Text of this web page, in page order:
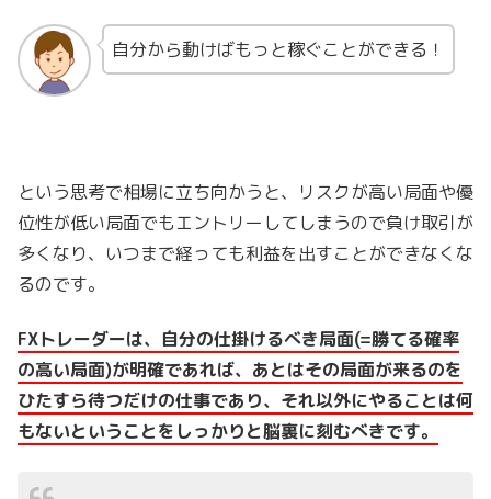
自分から動けばもっと稼ぐことができる！
という思考で相場に立ち向かうと、リスクが高い局面や優
位性が低い局面でもエントリーしてしまうので負け取引が
多くなり、いつまで経っても利益を出すことができなくな
るのです。
FXトレーダーは、自分の仕掛けるべき局面(=勝てる確率
の高い局面)が明確であれば、あとはその局面が来るのを
ひたすら待つだけの仕事であり、それ以外にやることは何
もないということをしっかりと脳裏に刻むべきです。